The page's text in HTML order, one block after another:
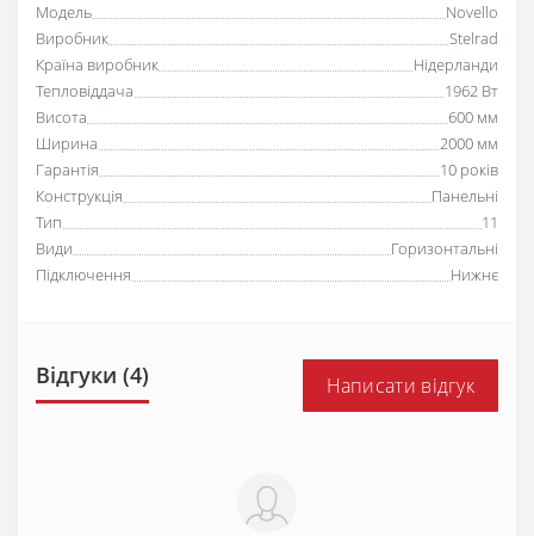
Модель
Novello
Виробник
Stelrad
Країна виробник
Нідерланди
Тепловіддача
1962 Вт
Висота
600 мм
Ширина
2000 мм
Гарантія
10 років
Конструкція
Панельні
Тип
11
Види
Горизонтальні
Підключення
Нижнє
Відгуки (4) Написати відгук